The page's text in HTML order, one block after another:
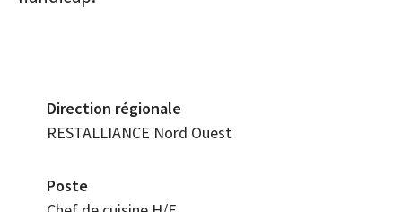
Direction régionale
RESTALLIANCE Nord Ouest
Poste